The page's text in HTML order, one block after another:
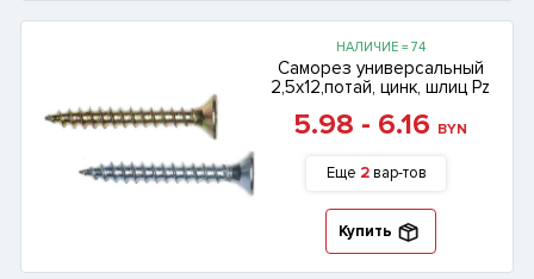
НАЛИЧИЕ = 74
Саморез универсальный
2,5х12,потай, цинк, шлиц Pz
5.98 - 6.16 BYN
Еще 2 вар-тов
Купить